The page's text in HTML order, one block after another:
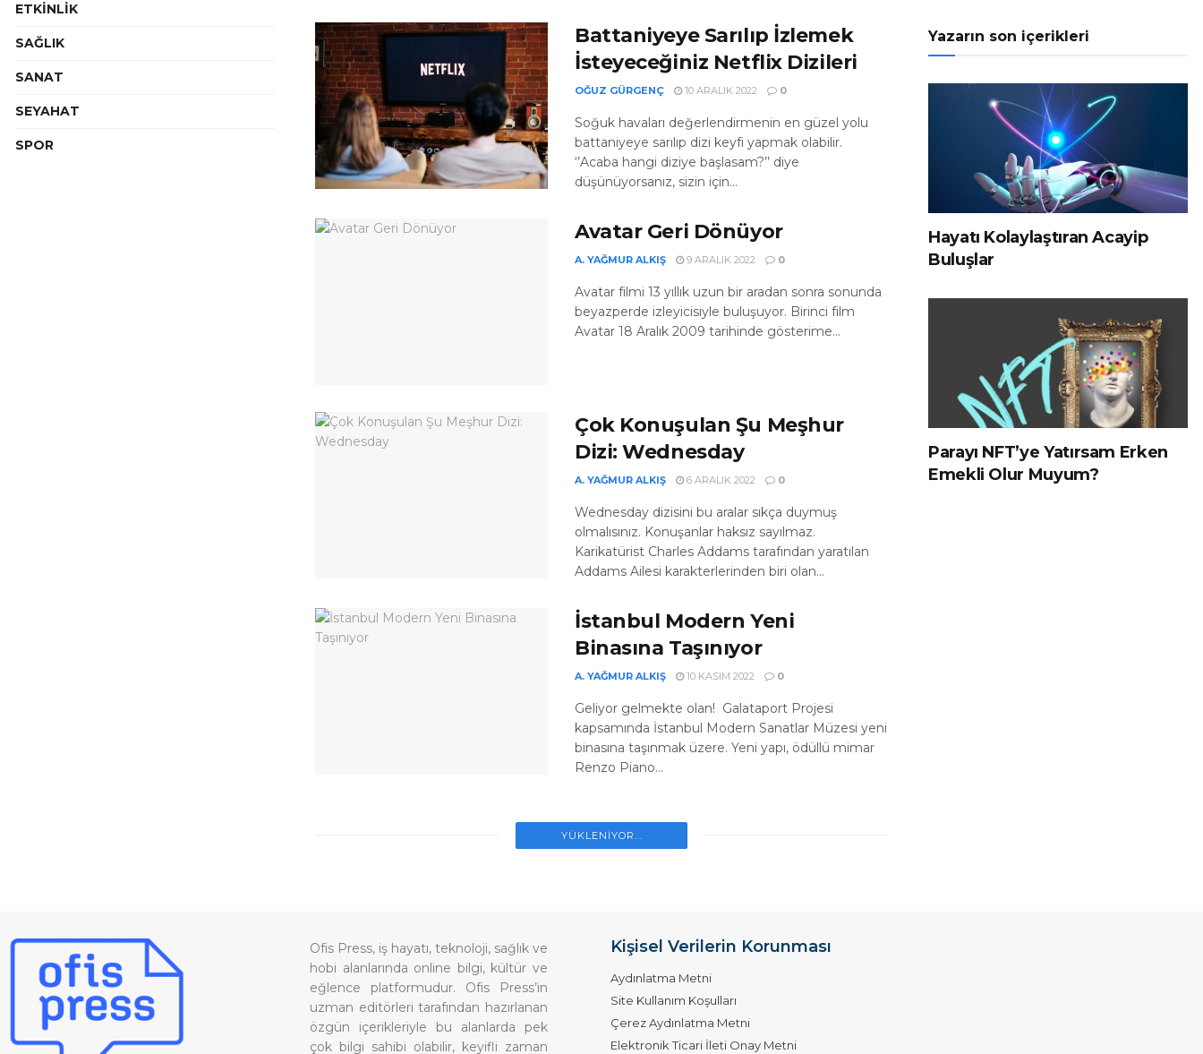
Battaniyeye Sarılıp İzlemek
İsteyeceğiniz Netflix Dizileri
OĞUZ GÜRGENÇ 10 ARALIK 2022 0
Soğuk havaları değerlendirmenin en güzel yolu
battaniyeye sarılıp dizi keyfi yapmak olabilir.
‘’Acaba hangi diziye başlasam?’’ diye
düşünüyorsanız, sizin için...
Avatar Geri Dönüyor
A. YAĞMUR ALKIŞ 9 ARALIK 2022 0
Avatar filmi 13 yıllık uzun bir aradan sonra sonunda
beyazperde izleyicisiyle buluşuyor. Birinci film
Avatar 18 Aralık 2009 tarihinde gösterime...
Çok Konuşulan Şu Meşhur
Dizi: Wednesday
A. YAĞMUR ALKIŞ 6 ARALIK 2022 0
Wednesday dizisini bu aralar sıkça duymuş
olmalısınız. Konuşanlar haksız sayılmaz.
Karikatürist Charles Addams tarafından yaratılan
Addams Ailesi karakterlerinden biri olan...
İstanbul Modern Yeni
Binasına Taşınıyor
A. YAĞMUR ALKIŞ 10 KASIM 2022 0
Geliyor gelmekte olan! Galataport Projesi
kapsamında İstanbul Modern Sanatlar Müzesi yeni
binasına taşınmak üzere. Yeni yapı, ödüllü mimar
Renzo Piano...
YÜKLENIYOR...
ETKİNLİK
SAĞLIK
SANAT
SEYAHAT
SPOR
Yazarın son içerikleri
Hayatı Kolaylaştıran Acayip
Buluşlar
Parayı NFT’ye Yatırsam Erken
Emekli Olur Muyum?
Ofis Press, iş hayatı, teknoloji, sağlık ve
hobi alanlarında online bilgi, kültür ve
eğlence platformudur. Ofis Press’in
uzman editörleri tarafından hazırlanan
özgün içerikleriyle bu alanlarda pek
çok bilgi sahibi olabilir, keyifli zaman
Kişisel Verilerin Korunması
Aydınlatma Metni
Site Kullanım Koşulları
Çerez Aydınlatma Metni
Elektronik Ticari İleti Onay Metni